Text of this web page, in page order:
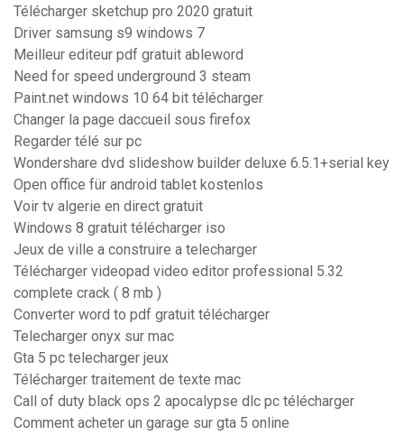
Télécharger sketchup pro 2020 gratuit
Driver samsung s9 windows 7
Meilleur editeur pdf gratuit ableword
Need for speed underground 3 steam
Paint.net windows 10 64 bit télécharger
Changer la page daccueil sous firefox
Regarder télé sur pc
Wondershare dvd slideshow builder deluxe 6.5.1+serial key
Open office für android tablet kostenlos
Voir tv algerie en direct gratuit
Windows 8 gratuit télécharger iso
Jeux de ville a construire a telecharger
Télécharger videopad video editor professional 5.32
complete crack ( 8 mb )
Converter word to pdf gratuit télécharger
Telecharger onyx sur mac
Gta 5 pc telecharger jeux
Télécharger traitement de texte mac
Call of duty black ops 2 apocalypse dlc pc télécharger
Comment acheter un garage sur gta 5 online